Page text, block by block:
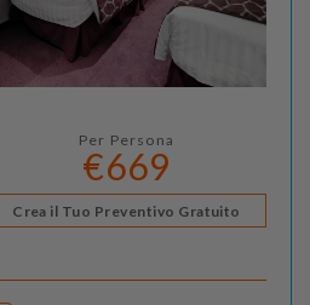
Per Persona
€669
Crea il Tuo Preventivo Gratuito